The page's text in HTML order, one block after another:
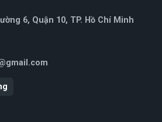
6, Quận 10, TP. Hồ Chí Minh